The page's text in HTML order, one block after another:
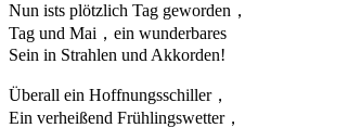
Nun ists plötzlich Tag geworden，
Tag und Mai，ein wunderbares
Sein in Strahlen und Akkorden!
Überall ein Hoffnungsschiller，
Ein verheißend Frühlingswetter，